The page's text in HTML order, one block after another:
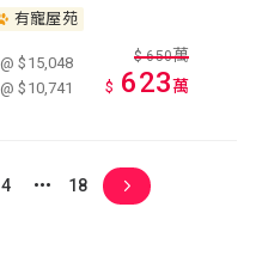
有寵屋苑
@ $15,048
@ $10,741
$ 650萬
$ 623萬
4 18